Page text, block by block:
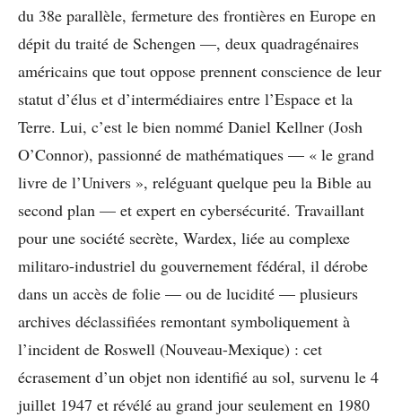
du 38e parallèle, fermeture des frontières en Europe en
dépit du traité de Schengen —, deux quadragénaires
américains que tout oppose prennent conscience de leur
statut d’élus et d’intermédiaires entre l’Espace et la
Terre. Lui, c’est le bien nommé Daniel Kellner (Josh
O’Connor), passionné de mathématiques — « le grand
livre de l’Univers », reléguant quelque peu la Bible au
second plan — et expert en cybersécurité. Travaillant
pour une société secrète, Wardex, liée au complexe
militaro-industriel du gouvernement fédéral, il dérobe
dans un accès de folie — ou de lucidité — plusieurs
archives déclassifiées remontant symboliquement à
l’incident de Roswell (Nouveau-Mexique) : cet
écrasement d’un objet non identifié au sol, survenu le 4
juillet 1947 et révélé au grand jour seulement en 1980